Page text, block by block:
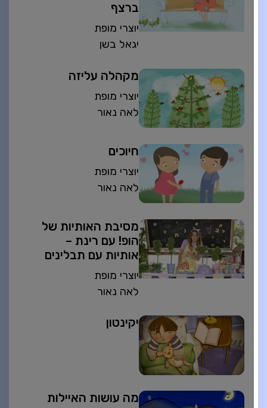
ברצף
יוצרי מופת
יגאל בשן
מקהלה עליזה
יוצרי מופת
לאה נאור
חיוכים
יוצרי מופת
לאה נאור
מסיבת האותיות של
הופ! עם רינת –
אותיות עם תבלינים
יוצרי מופת
לאה נאור
יקינטון
מה עושות האיילות